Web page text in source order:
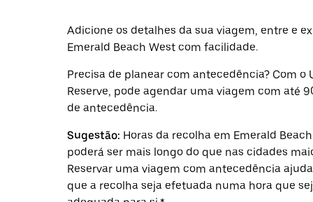
Adicione os detalhes da sua viagem, entre e
Emerald Beach West com facilidade.
Precisa de planear com antecedência? Com o
Reserve, pode agendar uma viagem com até
de antecedência.
Sugestão: Horas da recolha em Emerald
poderá ser mais longo do que nas cidades
Reservar uma viagem com antecedência
que a recolha seja efetuada numa hora que